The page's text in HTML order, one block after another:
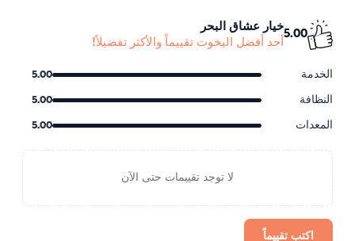
5.00
خيار عشاق البحر
أحد أفضل اليخوت تقييماً والأكثر تفضيلاً!
الخدمة 5.00
النظافة 5.00
المعدات 5.00
لا توجد تقييمات حتى الآن
اكتب تقييماً